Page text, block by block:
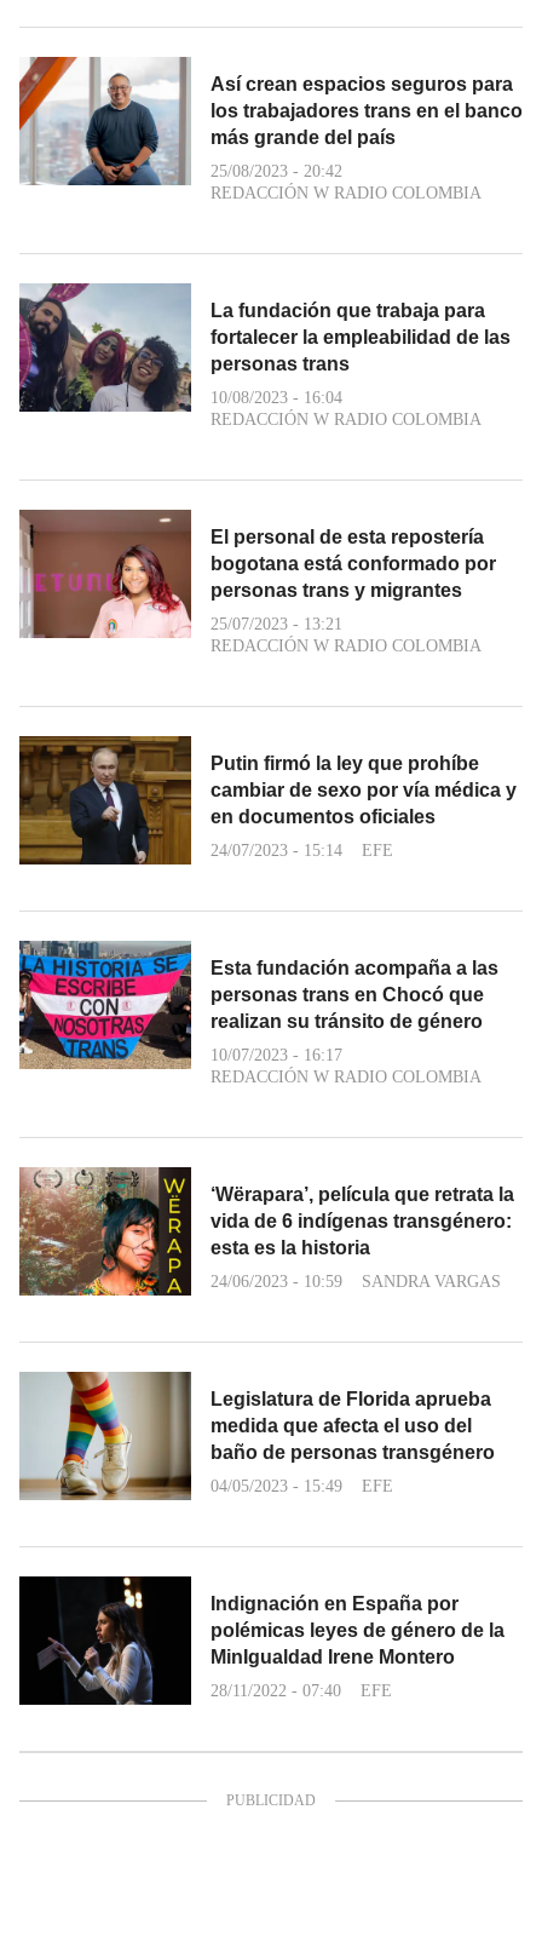
Así crean espacios seguros para
los trabajadores trans en el banco
más grande del país
25/08/2023 - 20:42
REDACCIÓN W RADIO COLOMBIA
La fundación que trabaja para
fortalecer la empleabilidad de las
personas trans
10/08/2023 - 16:04
REDACCIÓN W RADIO COLOMBIA
El personal de esta repostería
bogotana está conformado por
personas trans y migrantes
25/07/2023 - 13:21
REDACCIÓN W RADIO COLOMBIA
Putin firmó la ley que prohíbe
cambiar de sexo por vía médica y
en documentos oficiales
24/07/2023 - 15:14 EFE
Esta fundación acompaña a las
personas trans en Chocó que
realizan su tránsito de género
10/07/2023 - 16:17
REDACCIÓN W RADIO COLOMBIA
‘Wërapara’, película que retrata la
vida de 6 indígenas transgénero:
esta es la historia
24/06/2023 - 10:59 SANDRA VARGAS
Legislatura de Florida aprueba
medida que afecta el uso del
baño de personas transgénero
04/05/2023 - 15:49 EFE
Indignación en España por
polémicas leyes de género de la
MinIgualdad Irene Montero
28/11/2022 - 07:40 EFE